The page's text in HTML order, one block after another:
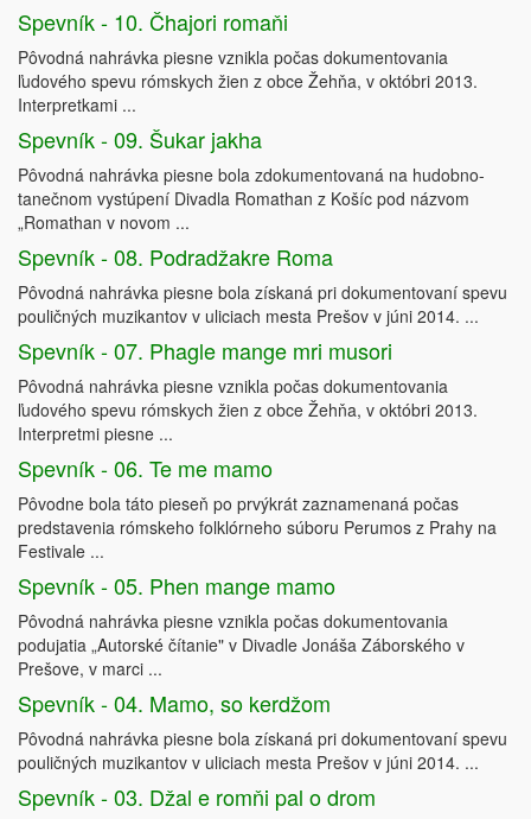
Spevník - 10. Čhajori romaňi
Pôvodná nahrávka piesne vznikla počas dokumentovania
ľudového spevu rómskych žien z obce Žehňa, v októbri 2013.
Interpretkami ...
Spevník - 09. Šukar jakha
Pôvodná nahrávka piesne bola zdokumentovaná na hudobno-
tanečnom vystúpení Divadla Romathan z Košíc pod názvom
„Romathan v novom ...
Spevník - 08. Podradžakre Roma
Pôvodná nahrávka piesne bola získaná pri dokumentovaní spevu
pouličných muzikantov v uliciach mesta Prešov v júni 2014. ...
Spevník - 07. Phagle mange mri musori
Pôvodná nahrávka piesne vznikla počas dokumentovania
ľudového spevu rómskych žien z obce Žehňa, v októbri 2013.
Interpretmi piesne ...
Spevník - 06. Te me mamo
Pôvodne bola táto pieseň po prvýkrát zaznamenaná počas
predstavenia rómskeho folklórneho súboru Perumos z Prahy na
Festivale ...
Spevník - 05. Phen mange mamo
Pôvodná nahrávka piesne vznikla počas dokumentovania
podujatia „Autorské čítanie" v Divadle Jonáša Záborského v
Prešove, v marci ...
Spevník - 04. Mamo, so kerdžom
Pôvodná nahrávka piesne bola získaná pri dokumentovaní spevu
pouličných muzikantov v uliciach mesta Prešov v júni 2014. ...
Spevník - 03. Džal e romňi pal o drom